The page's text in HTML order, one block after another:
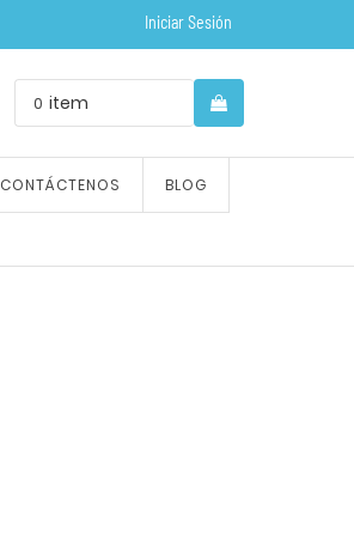
Iniciar Sesión
0 item
CONTÁCTENOS BLOG